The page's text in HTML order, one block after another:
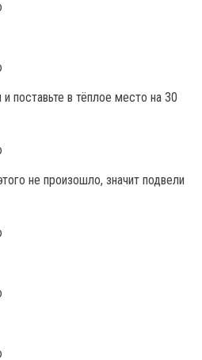
поставьте в тёплое место на 30
не произошло, значит подвели